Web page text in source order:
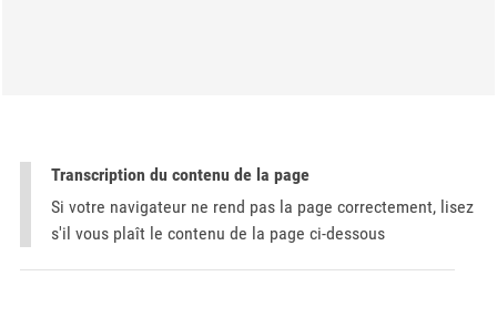
Transcription du contenu de la page
Si votre navigateur ne rend pas la page correctement, lisez
s'il vous plaît le contenu de la page ci-dessous